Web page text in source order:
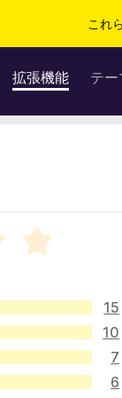
これ
拡張機能 テー
15
10
7
6